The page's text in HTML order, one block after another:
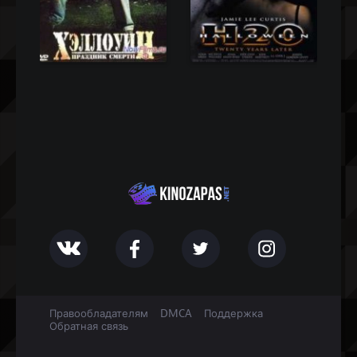
Правообладателям DMCA
Поддержка
Обратная связь